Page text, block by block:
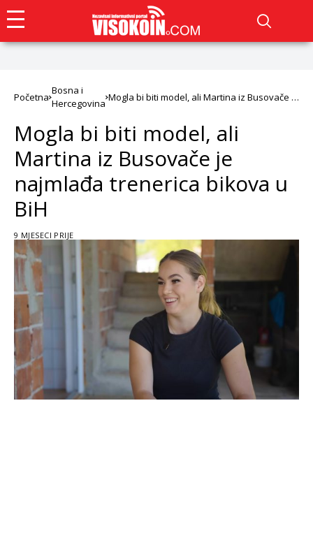
Početna
Bosna i
Hercegovina
Mogla bi biti model, ali Martina iz Busovače je
Mogla bi biti model, ali
Martina iz Busovače je
najmlađa trenerica bikova u
BiH
9 MJESECI PRIJE